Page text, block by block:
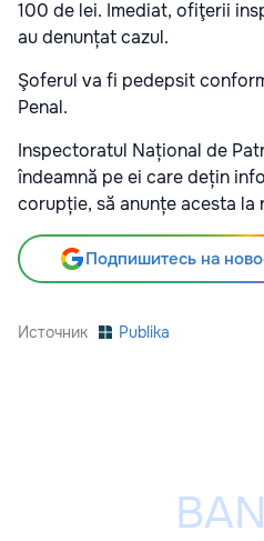
100 de lei. Imediat, ofiţerii
au denunțat cazul.
Şoferul va fi pedepsit
Penal.
Inspectoratul Național de
îndeamnă pe ei care dețin
corupție, să anunțe acesta la
Подпишитесь на
Источник Publika